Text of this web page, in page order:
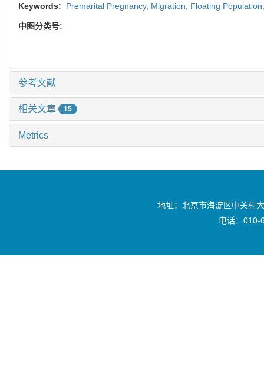
Keywords: Premarital Pregnancy, Migration, Floating
中图分类号:
参考文献
相关文章 15
Metrics
地址：北京市海淀区中关村
电话：